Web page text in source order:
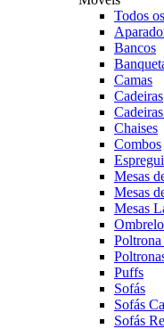
Todos
Bancos
Camas
Cadeiras
Chaises
Combos
Mesas
Mesas
Mesas
Puffs
Sofás
Sofás
Sofás